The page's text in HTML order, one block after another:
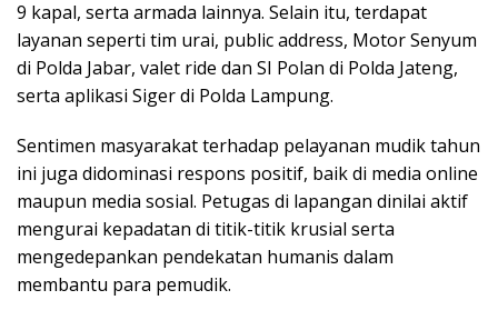
9 kapal, serta armada lainnya. Selain itu, terdapat
layanan seperti tim urai, public address, Motor Senyum
di Polda Jabar, valet ride dan SI Polan di Polda Jateng,
serta aplikasi Siger di Polda Lampung.
Sentimen masyarakat terhadap pelayanan mudik tahun
ini juga didominasi respons positif, baik di media online
maupun media sosial. Petugas di lapangan dinilai aktif
mengurai kepadatan di titik-titik krusial serta
mengedepankan pendekatan humanis dalam
membantu para pemudik.